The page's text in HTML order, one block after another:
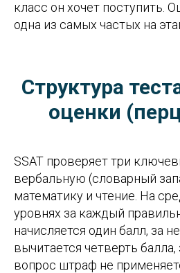
класс он хочет поступить.
одна из самых частых на
Структура
оценки
SSAT проверяет три
вербальную (словарный
математику и чтение. На
уровнях за каждый
начисляется один балл, за
вычитается четверть
вопрос штраф не